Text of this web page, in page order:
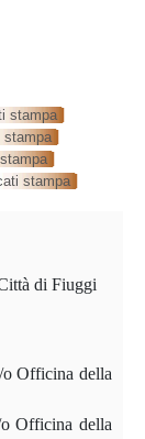
stampa
stampa
stampa
di Fiuggi
Officina della
Officina della